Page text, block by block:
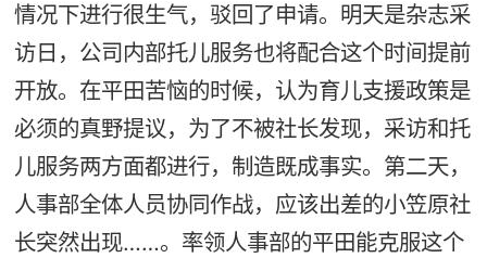
情况下进行很生气，驳回了申请。明天是杂志采
访日，公司内部托儿服务也将配合这个时间提前
开放。在平田苦恼的时候，认为育儿支援政策是
必须的真野提议，为了不被社长发现，采访和托
儿服务两方面都进行，制造既成事实。第二天，
人事部全体人员协同作战，应该出差的小笠原社
长突然出现……。率领人事部的平田能克服这个